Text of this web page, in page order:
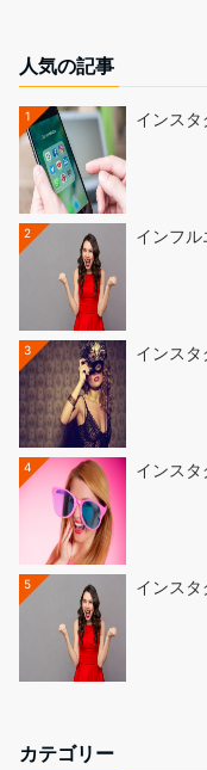
人気の記事
1 インス
2 インフ
3 インス
4 インス
5 インス
カテゴリー